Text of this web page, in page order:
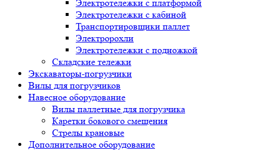
Электротележки с платформой
Электротележки с кабиной
Транспортировщики паллет
Электророхли
Электротележки с подножкой
Складские тележки
Экскаваторы-погрузчики
Вилы для погрузчиков
Навесное оборудование
Вилы паллетные для погрузчика
Каретки бокового смещения
Стрелы крановые
Дополнительное оборудование